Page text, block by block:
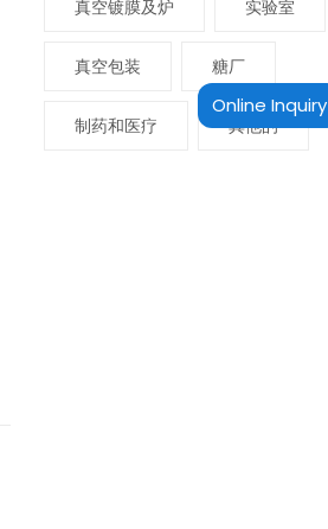
Online Inquiry
真空镀膜及炉 实验室
真空包装 糖厂
制药和医疗 其他的